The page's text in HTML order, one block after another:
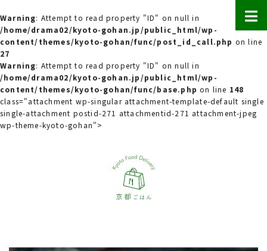
Warning: Attempt to read property "ID" on null in
/home/drama02/kyoto-gohan.jp/public_html/wp-
content/themes/kyoto-gohan/func/post_id_call.php on line
27
Warning: Attempt to read property "ID" on null in
/home/drama02/kyoto-gohan.jp/public_html/wp-
content/themes/kyoto-gohan/func/base.php on line 148
class="attachment wp-singular attachment-template-default single
single-attachment postid-271 attachmentid-271 attachment-jpeg
wp-theme-kyoto-gohan">